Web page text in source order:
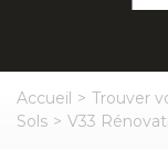
Accueil > Trouver
Sols > V33